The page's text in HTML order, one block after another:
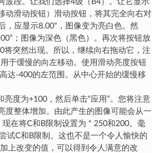
动滑动按钮）滑动按钮，将其完全向右对
，应显示8.00“，图像变为亮白色。然
；图像为深色（黑色）。再次将按钮放
将突然出现。所以，继续向右拖动它，注
于缓慢的向左移动。使用滑动亮度按钮
达-400的左范围。从中心开始的缓慢移
度为+100，然后单击“应用”。您将注意
度整体增加。由此产生的图像可能会从一
在将C和B限制设置为 * 250和200。毫
试C和B限制。这也不是一个令人愉快的
上改变的值，可以得到令人满意的改